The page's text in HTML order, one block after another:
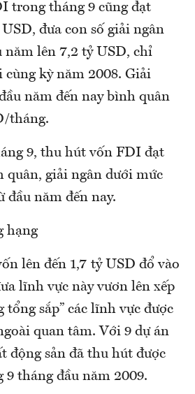
trong tháng 9 cũng đạt
đưa con số giải ngân
năm lên 7,2 tỷ USD, chỉ
cùng kỳ năm 2008. Giải
năm đến nay bình quân
tháng.
9, thu hút vốn FDI đạt
quân, giải ngân dưới mức
năm đến nay.
hạng
lên đến 1,7 tỷ USD đổ vào
lĩnh vực này vươn lên xếp
tổng sắp” các lĩnh vực được
quan tâm. Với 9 dự án
động sản đã thu hút được
9 tháng đầu năm 2009.